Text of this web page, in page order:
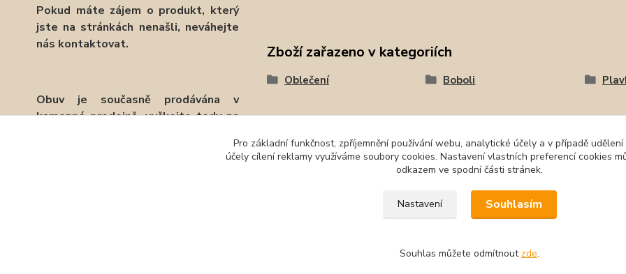
Pokud máte zájem o produkt, který
jste na stránkách nenašli, neváhejte
nás kontaktovat.
Obuv je současně prodávána v
kamenné prodejně, vyčkejte tedy na
Zboží zařazeno v kategoriích
Oblečení Boboli
Pro základní funkčnost, zpříjemnění používání webu, analytické účely a v případě
účely cílení reklamy využíváme soubory cookies. Nastavení vlastních preferencí cookies
odkazem ve spodní části stránek.
Nastavení Souhlasím
Souhlas můžete odmítnout zde.